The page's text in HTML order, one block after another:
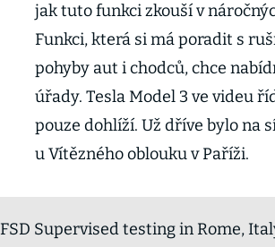
jak tuto funkci zkouší v
Funkci, která si má poradit s
pohyby aut i chodců, chce
úřady. Tesla Model 3 ve videu
pouze dohlíží. Už dříve bylo na
u Vítězného oblouku v Paříži.
FSD Supervised testing in Rome,